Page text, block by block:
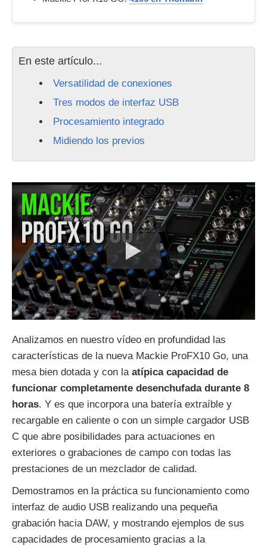
En este artículo...
Versatilidad de conexiones
Tres modos de interfaz USB
Procesamiento integrado
Midiendo los previos
Analizamos en nuestro vídeo en profundidad las
características de la nueva Mackie ProFX10 Go, una
mesa bien dotada y con la atípica capacidad de
funcionar completamente desenchufada durante 8
horas. Y es que incorpora una batería extraíble y
recargable en caliente o con un simple cargador USB
C que abre posibilidades para actuaciones en
exteriores o grabaciones de campo con todas las
prestaciones de un mezclador de calidad.
Demostramos en la práctica su funcionamiento como
interfaz de audio USB realizando una pequeña
grabación hacia DAW, y mostrando ejemplos de sus
capacidades de procesamiento gracias a la